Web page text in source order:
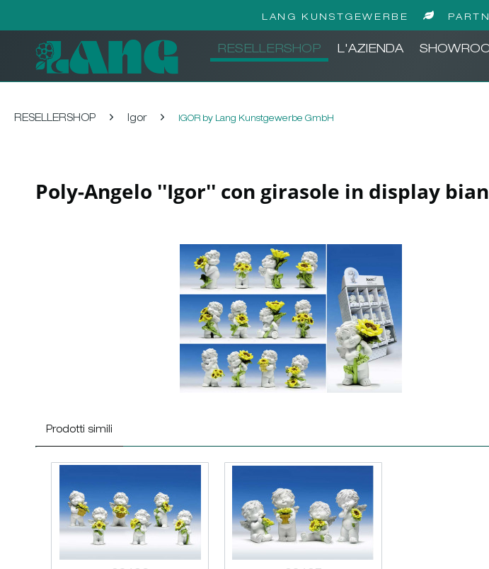
LANG KUNSTGEWERBE
RESELLERSHOP L'AZIENDA
RESELLERSHOP Igor IGOR by Lang Kunstgewerbe GmbH
Poly-Angelo ''Igor'' con girasole in display
Prodotti simili